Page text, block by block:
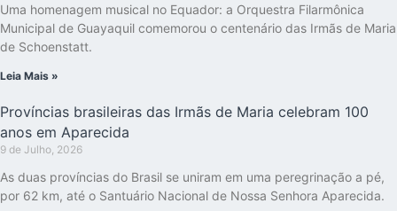
Uma homenagem musical no Equador: a Orquestra Filarmônica
Municipal de Guayaquil comemorou o centenário das Irmãs de Maria
de Schoenstatt.
Leia Mais »
Províncias brasileiras das Irmãs de Maria celebram 100
anos em Aparecida
9 de Julho, 2026
As duas províncias do Brasil se uniram em uma peregrinação a pé,
por 62 km, até o Santuário Nacional de Nossa Senhora Aparecida.